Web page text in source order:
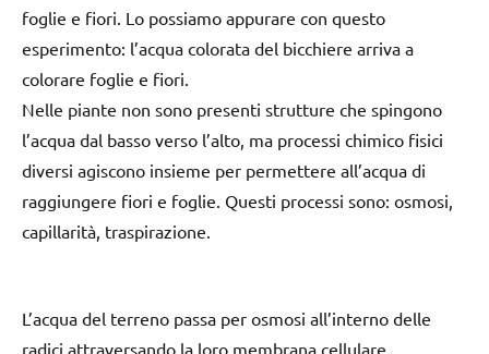
foglie e fiori. Lo possiamo appurare con questo
esperimento: l’acqua colorata del bicchiere arriva a
colorare foglie e fiori.
Nelle piante non sono presenti strutture che spingono
l’acqua dal basso verso l’alto, ma processi chimico fisici
diversi agiscono insieme per permettere all’acqua di
raggiungere fiori e foglie. Questi processi sono: osmosi,
capillarità, traspirazione.
L’acqua del terreno passa per osmosi all’interno delle
radici attraversando la loro membrana cellulare.